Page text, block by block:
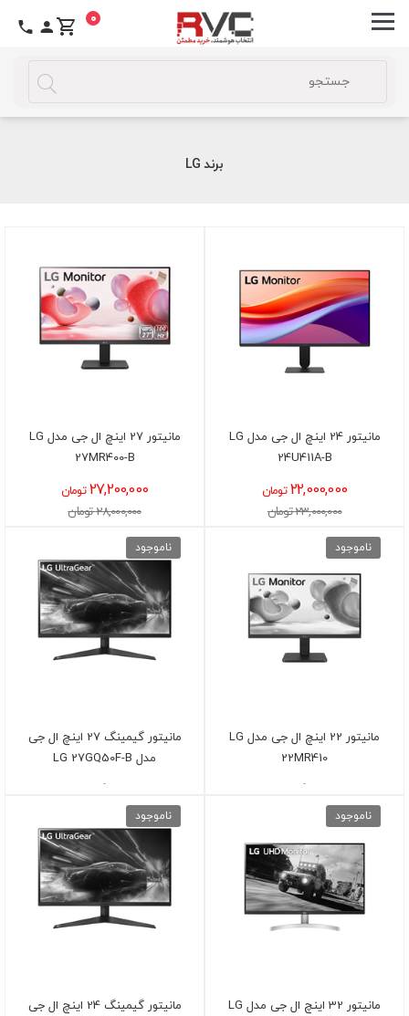
0
برند LG
مانیتور 24 اینچ ال جی مدل LG
24U411A-B
22,000,000 تومان
23,000,000 تومان
مانیتور 27 اینچ ال جی مدل LG
27MR400-B
27,200,000 تومان
28,000,000 تومان
ناموجود
مانیتور 22 اینچ ال جی مدل LG
22MR410
-
ناموجود
مانیتور گیمینگ 27 اینچ ال جی
مدل LG 27GQ50F-B
-
ناموجود
مانیتور 32 اینچ ال جی مدل LG
ناموجود
مانیتور گیمینگ 24 اینچ ال جی